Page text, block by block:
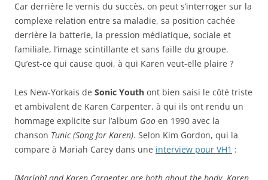
Car derrière le vernis du succès, on peut s’interroger sur la
complexe relation entre sa maladie, sa position cachée
derrière la batterie, la pression médiatique, sociale et
familiale, l’image scintillante et sans faille du groupe.
Qu’est-ce qui cause quoi, à qui Karen veut-elle plaire ?
Les New-Yorkais de Sonic Youth ont bien saisi le côté triste
et ambivalent de Karen Carpenter, à qui ils ont rendu un
hommage explicite sur l’album Goo en 1990 avec la
chanson Tunic (Song for Karen). Selon Kim Gordon, qui la
compare à Mariah Carey dans une interview pour VH1 :